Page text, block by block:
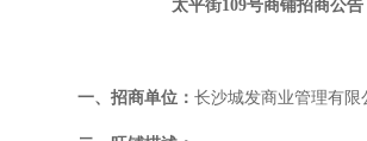
太平街109号商铺招商公告
一、 招商单位： 长沙城发商业管理有限